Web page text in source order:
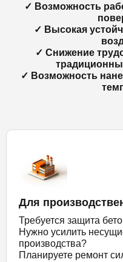
✓ Возможность
✓ Высокая
✓ Снижение
✓ Возможность
Для
Требуется защита
Нужно усилить
производства?
Планируете ремонт